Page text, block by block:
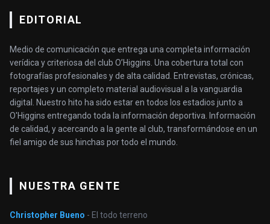
EDITORIAL
Medio de comunicación que entrega una completa información
verídica y criteriosa del club O’Higgins. Una cobertura total con
fotografías profesionales y de alta calidad. Entrevistas, crónicas,
reportajes y un completo material audiovisual a la vanguardia
digital. Nuestro hito ha sido estar en todos los estadios junto a
O'Higgins entregando toda la información deportiva. Información
de calidad, y acercando a la gente al club, transformándose en un
fiel amigo de sus hinchas por todo el mundo.
NUESTRA GENTE
Christopher Bueno - El todo terreno